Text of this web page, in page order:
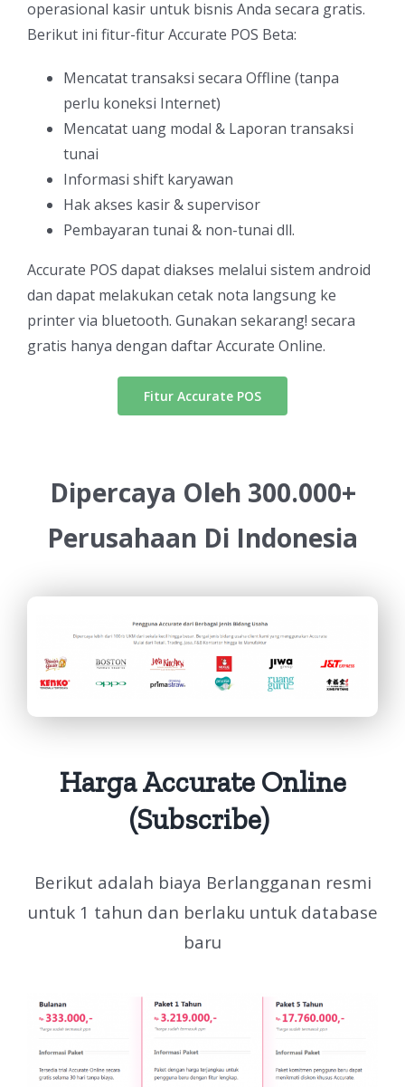
operasional kasir untuk bisnis Anda secara gratis.
Berikut ini fitur-fitur Accurate POS Beta:
Mencatat transaksi secara Offline (tanpa
perlu koneksi Internet)
Mencatat uang modal & Laporan transaksi
tunai
Informasi shift karyawan
Hak akses kasir & supervisor
Pembayaran tunai & non-tunai dll.
Accurate POS dapat diakses melalui sistem android
dan dapat melakukan cetak nota langsung ke
printer via bluetooth. Gunakan sekarang! secara
gratis hanya dengan daftar Accurate Online.
Fitur Accurate POS
Dipercaya Oleh 300.000+
Perusahaan Di Indonesia
Harga Accurate Online
(Subscribe)
Berikut adalah biaya Berlangganan resmi
untuk 1 tahun dan berlaku untuk database
baru